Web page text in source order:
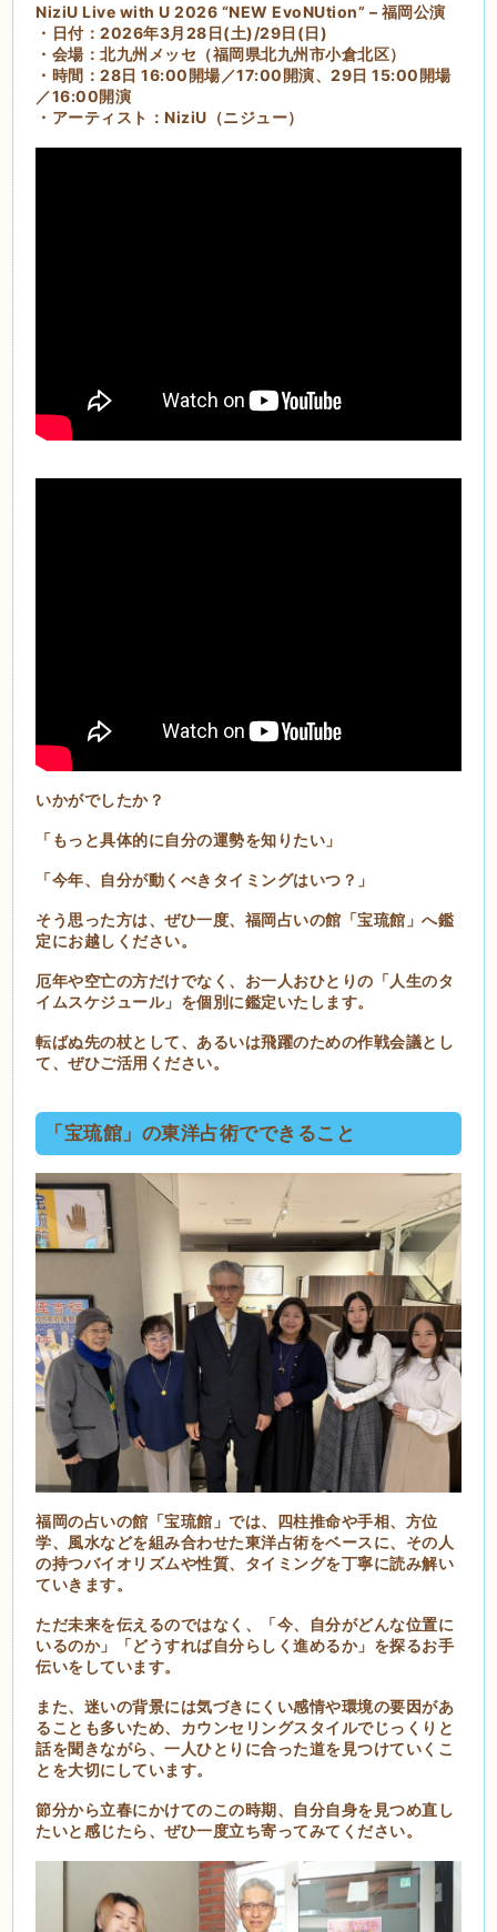
NiziU Live with U 2026 “NEW EvoNUtion” – 福岡公演
・日付：2026年3月28日(土)/29日(日)
・会場：北九州メッセ（福岡県北九州市小倉北区）
・時間：28日 16:00開場／17:00開演、29日 15:00開場
／16:00開演
・アーティスト：NiziU（ニジュー）
いかがでしたか？
「もっと具体的に自分の運勢を知りたい」
「今年、自分が動くべきタイミングはいつ？」
そう思った方は、ぜひ一度、福岡占いの館「宝琉館」へ鑑
定にお越しください。
厄年や空亡の方だけでなく、お一人おひとりの「人生のタ
イムスケジュール」を個別に鑑定いたします。
転ばぬ先の杖として、あるいは飛躍のための作戦会議とし
て、ぜひご活用ください。
「宝琉館」の東洋占術でできること
福岡の占いの館「宝琉館」では、四柱推命や手相、方位
学、風水などを組み合わせた東洋占術をベースに、その人
の持つバイオリズムや性質、タイミングを丁寧に読み解い
ていきます。
ただ未来を伝えるのではなく、「今、自分がどんな位置に
いるのか」「どうすれば自分らしく進めるか」を探るお手
伝いをしています。
また、迷いの背景には気づきにくい感情や環境の要因があ
ることも多いため、カウンセリングスタイルでじっくりと
話を聞きながら、一人ひとりに合った道を見つけていくこ
とを大切にしています。
節分から立春にかけてのこの時期、自分自身を見つめ直し
たいと感じたら、ぜひ一度立ち寄ってみてください。